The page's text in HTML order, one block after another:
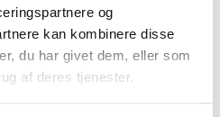
og
kan kombinere disse
du har givet dem, eller som
af deres tjenester.
da dette kan skade
påvirke målingerne.